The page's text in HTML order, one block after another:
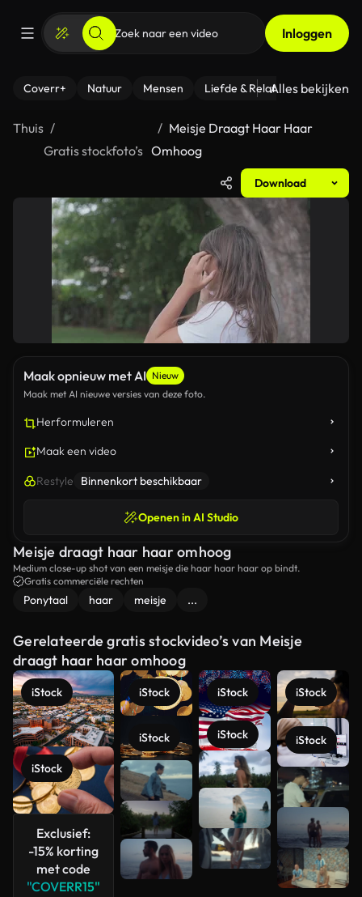
Inloggen
Coverr+ Natuur Mensen Liefde & Relaties - Fitness
Alles bekijken
Thuis
Gratis stockfoto’s
Meisje Draagt Haar Haar
Omhoog
Download
Maak opnieuw met AI Nieuw
Maak met AI nieuwe versies van deze foto.
Herformuleren
Maak een video
Restyle Binnenkort beschikbaar
Openen in AI Studio
Meisje draagt haar haar omhoog
Medium close-up shot van een meisje die haar haar haar op bindt.
Gratis commerciële rechten
Ponytaal haar meisje ...
Gerelateerde gratis stockvideo’s van Meisje
draagt haar haar omhoog
iStock
iStock
Exclusief:
-15% korting
met code
"COVERR15"
iStock
iStock
iStock
iStock
iStock
iStock
Meer
bekijken